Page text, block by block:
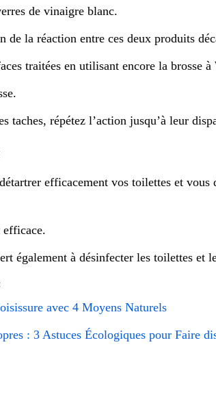
de vinaigre blanc.
de la réaction entre ces deux produits
traitées en utilisant encore la brosse à
taches, répétez l’action jusqu’à leur
efficacement vos toilettes et vous
efficace.
également à désinfecter les toilettes et
avec 4 Moyens Naturels
: 3 Astuces Écologiques pour Faire